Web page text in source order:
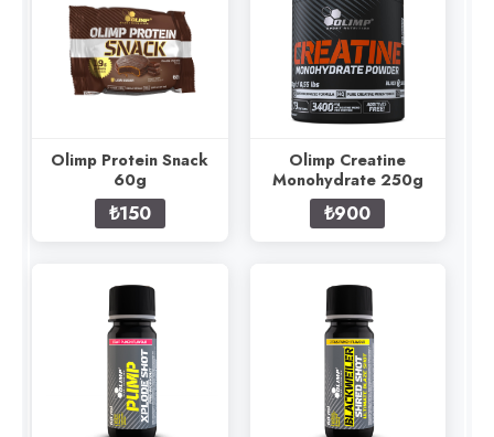
Olimp Protein Snack
60g
₺150
Olimp Creatine
Monohydrate 250g
₺900